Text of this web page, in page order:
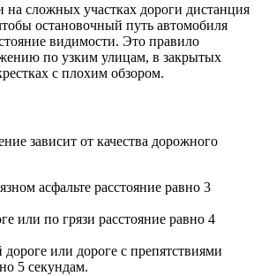
сложных участках дороги дистанция
остановочный путь автомобиля
видимости. Это правило
по узким улицам, в закрытых
с плохим обзором.
зависит от качества дорожного
асфальте расстояние равно 3
или по грязи расстояние равно 4
дороге или дороге с препятствиями
5 секундам.